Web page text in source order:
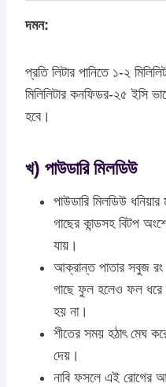
দমন:
প্রতি লিটার পানিতে ১-২
মিলিলিটার কনফিডর-২৫ ইসি
হবে।
খ) পাউডারি মিলডিউ
পাউডারি মিলডিউ
গাছের কান্ডসহ বিটপ
যায়।
আক্রান্ত পাতার সবুজ রং
গাছে ফুল হলেও ফল ধরে
হয় না।
শীতের সময় হঠাৎ মেঘ
দেয়।
নাবি ফসলে এই রোগের